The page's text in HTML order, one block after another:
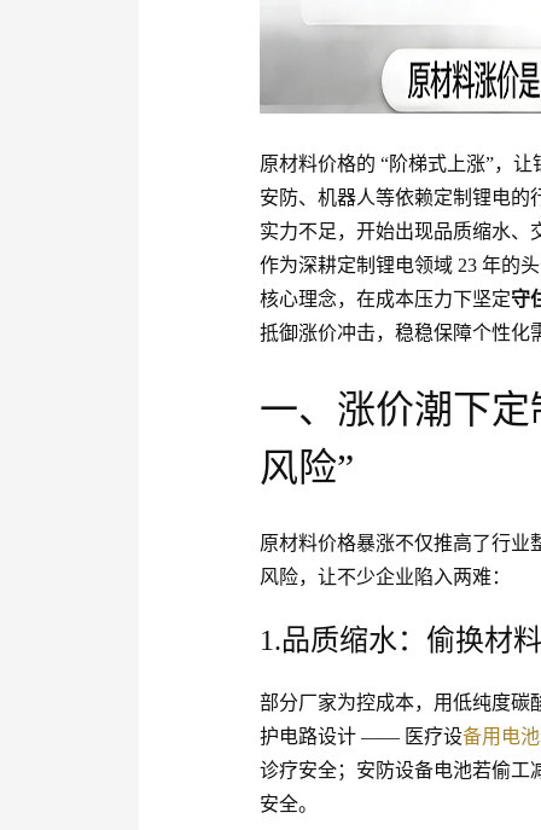
原材料价格的 “阶梯式上涨”，
安防、机器人等依赖定制锂电的
实力不足，开始出现品质缩水、
作为深耕定制锂电领域 23 年的
核心理念，在成本压力下坚定守
抵御涨价冲击，稳稳保障个性化
一、涨价潮下
风险”
原材料价格暴涨不仅推高了行业
风险，让不少企业陷入两难：
1.品质缩水：偷换材
部分厂家为控成本，用低纯度碳
护电路设计 —— 医疗设备用电池
诊疗安全；安防设备电池若偷工
安全。